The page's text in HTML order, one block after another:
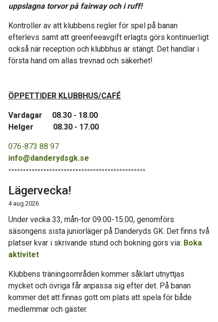
uppslagna torvor på fairway och i ruff!
Kontroller av att klubbens regler för spel på banan
efterlevs samt att greenfeeavgift erlagts görs kontinuerligt
också när reception och klubbhus är stängt. Det handlar i
första hand om allas trevnad och säkerhet!
ÖPPETTIDER KLUBBHUS/CAFÉ
Vardagar 08.30 - 18.00
Helger 08.30 - 17.00
076-873 88 97
info@danderydsgk.se
-----------------------------------------------
Lägervecka!
4 aug 2026
Under vecka 33, mån-tor 09.00-15.00, genomförs
säsongens sista juniorläger på Danderyds GK. Det finns två
platser kvar i skrivande stund och bokning görs via: Boka
aktivitet
Klubbens träningsområden kommer såklart utnyttjas
mycket och övriga får anpassa sig efter det. På banan
kommer det att finnas gott om plats att spela för både
medlemmar och gäster.